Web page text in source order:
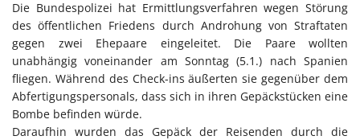
Die Bundespolizei hat Ermittlungsverfahren wegen Störung
des öffentlichen Friedens durch Androhung von Straftaten
gegen zwei Ehepaare eingeleitet. Die Paare wollten
unabhängig voneinander am Sonntag (5.1.) nach Spanien
fliegen. Während des Check-ins äußerten sie gegenüber dem
Abfertigungspersonals, dass sich in ihren Gepäckstücken eine
Bombe befinden würde.
Daraufhin wurden das Gepäck der Reisenden durch die